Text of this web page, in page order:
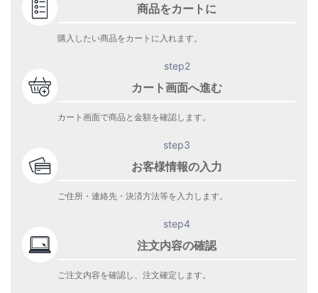
商品をカートに
購入したい商品をカートに入れます。
step2
カート画面へ進む
カート画面で商品と金額を確認します。
step3
お客様情報の入力
ご住所・連絡先・決済方法等を入力します。
step4
注文内容の確認
ご注文内容を確認し、注文確定します。